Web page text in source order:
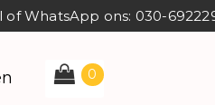
of WhatsApp ons: 030-
0